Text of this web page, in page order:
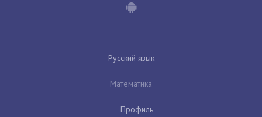
Русский язык
Математика
Профиль